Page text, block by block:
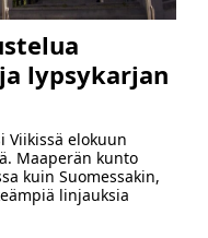
lypsykarjan
Viikissä elokuun
Maaperän kunto
kuin Suomessakin,
linjauksia